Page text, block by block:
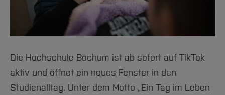
Die Hochschule Bochum ist ab sofort auf TikTok
aktiv und öffnet ein neues Fenster in den
Studienalltag. Unter dem Motto „Ein Tag im Leben